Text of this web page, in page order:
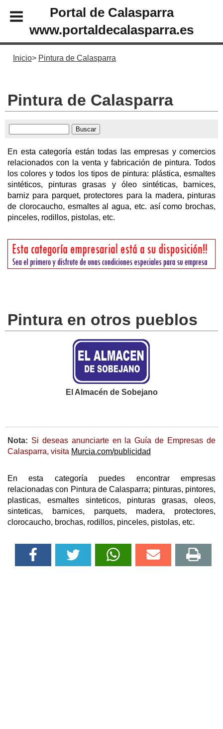
Portal de Calasparra
www.portaldecalasparra.es
Inicio Pintura de Calasparra
Pintura de Calasparra
En esta categoría están todas las empresas y comercios
relacionados con la venta y fabricación de pintura. Todos
los colores y todos los tipos de pintura: plástica, esmaltes
sintéticos, pinturas grasas y óleo sintéticas, barnices,
barniz para parquet, protectores para la madera, pinturas
de clorocaucho, esmaltes al agua, etc. así como brochas,
pinceles, rodillos, pistolas, etc.
Pintura en otros pueblos
El Almacén de Sobejano
Nota: Si deseas anunciarte en la Guía de Empresas de
Calasparra, visita Murcia.com/publicidad
En esta categoría puedes encontrar empresas
relacionadas con Pintura de Calasparra; pinturas, pintores,
plasticas, esmaltes sinteticos, pinturas grasas, oleos,
sinteticas, barnices, parquets, madera, protectores,
clorocaucho, brochas, rodillos, pinceles, pistolas, etc.